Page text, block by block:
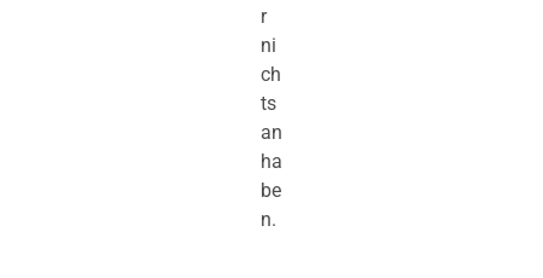
r
ni
ch
ts
an
ha
be
n.